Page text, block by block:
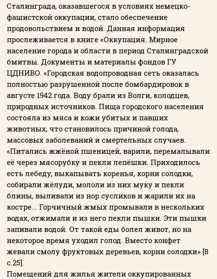
Сталинграда, оказавшегося в условиях немецко-
фашистской оккупации, стало обеспечение
продовольствием и водой. Данная информация
прослеживается в книге «Оккупация. Мирное
население города и области в период Сталинградской
бмитвы. Документы и материалы фондов ГУ
ЦДНИВО. «Городская водопроводная сеть оказалась
полностью разрушенной после бомбардировок в
августе 1942 года. Воду брали из Волги, колодцев,
природных источников. Пища городского населения
состояла из мяса и кожи убитых и павших
животных, что становилось причиной голода,
массовых заболеваний и смертельных случаев.
«Питались жжёной пшеницей, варили, перемалывали
её через мясорубку и пекли лепёшки. Приходилось
есть лебеду, выкапывать коренья, корни солодки,
собирали жёлуди, мололи из них муку и пекли
блины, выливали из нор сусликов и жарили их на
костре... Горчичный жмых промывали в нескольких
водах, отжимали и из него пекли пышки. Эти пышки
запивали водой. От такой еды болел живот, но на
некоторое время уходил голод. Вместо конфет
жевали смолу фруктовых деревьев, корни солодки» [8
с.25].
Помещений для жилья жители оккупированных